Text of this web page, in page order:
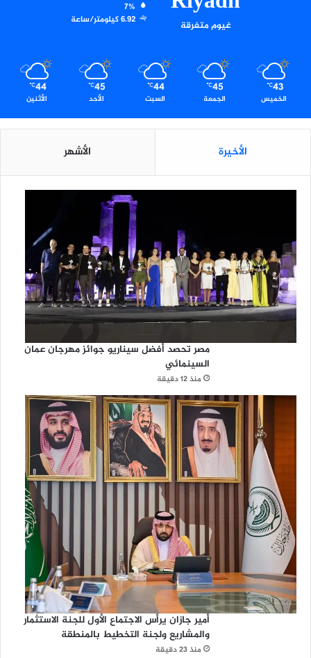
ط
ط
م
س
ي
ة
غيوم متفرقة
7%
6.92 كيلومتر/ساعة
43
℃
الخميس
45
℃
الجمعة
44
℃
السبت
45
℃
الأحد
44
℃
الأثنين
الأخيرة الأشهر
مصر تحصد أفضل سيناريو جوائز مهرجان عمان
السينمائي
منذ 12 دقيقة
أمير جازان يرأس الاجتماع الأول للجنة الاستثمار
والمشاريع ولجنة التخطيط بالمنطقة
منذ 23 دقيقة